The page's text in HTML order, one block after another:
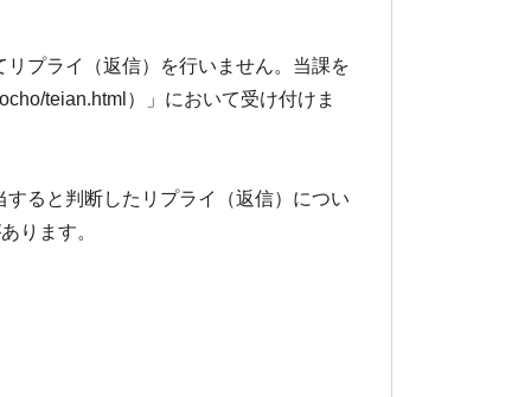
プライ（返信）を行いません。当課を
teian.html）」において受け付けま
ると判断したリプライ（返信）につい
ります。